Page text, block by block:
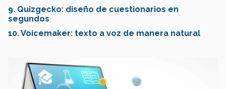
9. Quizgecko: diseño de cuestionarios en
segundos
10. Voicemaker: texto a voz de manera natural